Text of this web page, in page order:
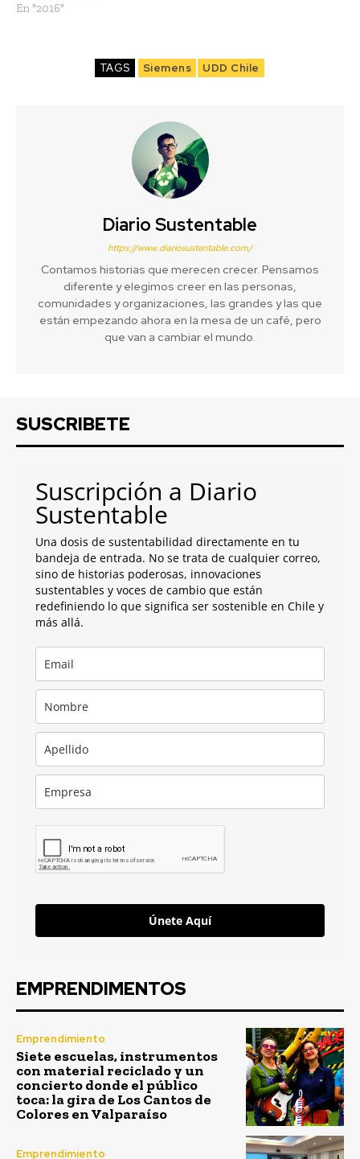
En "2016"
TAGS Siemens UDD Chile
Diario Sustentable
https://www.diariosustentable.com/
Contamos historias que merecen crecer. Pensamos
diferente y elegimos creer en las personas,
comunidades y organizaciones, las grandes y las que
están empezando ahora en la mesa de un café, pero
que van a cambiar el mundo.
SUSCRIBETE
Suscripción a Diario
Sustentable
Una dosis de sustentabilidad directamente en tu
bandeja de entrada. No se trata de cualquier correo,
sino de historias poderosas, innovaciones
sustentables y voces de cambio que están
redefiniendo lo que significa ser sostenible en Chile y
más allá.
Únete Aquí
EMPRENDIMENTOS
Emprendimiento
Siete escuelas, instrumentos
con material reciclado y un
concierto donde el público
toca: la gira de Los Cantos de
Colores en Valparaíso
Emprendimiento